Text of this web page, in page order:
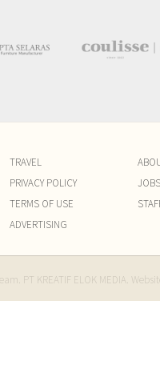
TRAVEL
PRIVACY POLICY
TERMS OF USE
ADVERTISING
JOBS
PT KREATIF ELOK MEDIA.